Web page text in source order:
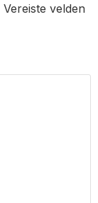
Vereiste velden